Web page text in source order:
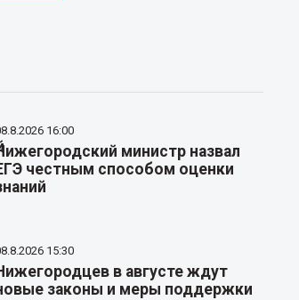
16:00
министр назвал
честным способом оценки
15:30
в августе ждут
законы и меры поддержки